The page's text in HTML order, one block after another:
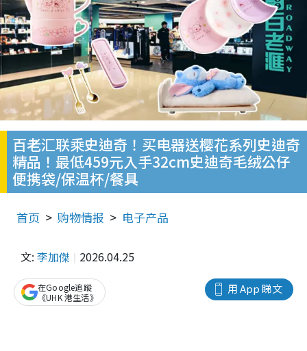
百老汇联乘史迪奇！买电器送樱花系列史迪奇
精品！最低459元入手32cm史迪奇毛绒公仔
便携袋/保温杯/餐具
首页 购物情报 电子产品
文: 李加傑 2026.04.25
用 App 睇文
在Google追蹤
《UHK 港生活》